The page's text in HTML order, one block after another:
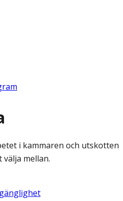
i kammaren och utskotten
mellan.